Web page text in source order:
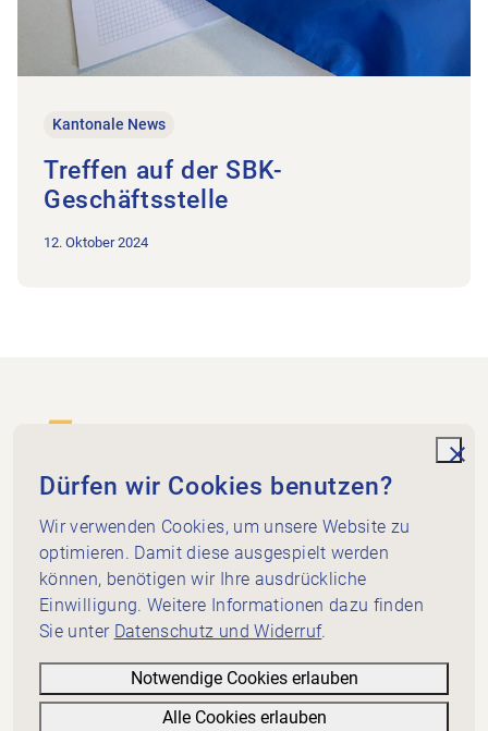
Kantonale News
Treffen auf der SBK-
Geschäftsstelle
12. Oktober 2024
Footer
Physio Schaffhausen-Thurgau
Im Rhytech 3
8212 Neuhausen am Rheinfall
sekretariat@sh-tg.physioswiss.ch
Schnellzugriff
Webinare
Kontakt
Dürfen wir Cookies benutzen?
Wir verwenden Cookies, um unsere Website zu
optimieren. Damit diese ausgespielt werden
können, benötigen wir Ihre ausdrückliche
Einwilligung. Weitere Informationen dazu finden
Sie unter Datenschutz und Widerruf.
Notwendige Cookies erlauben
Alle Cookies erlauben